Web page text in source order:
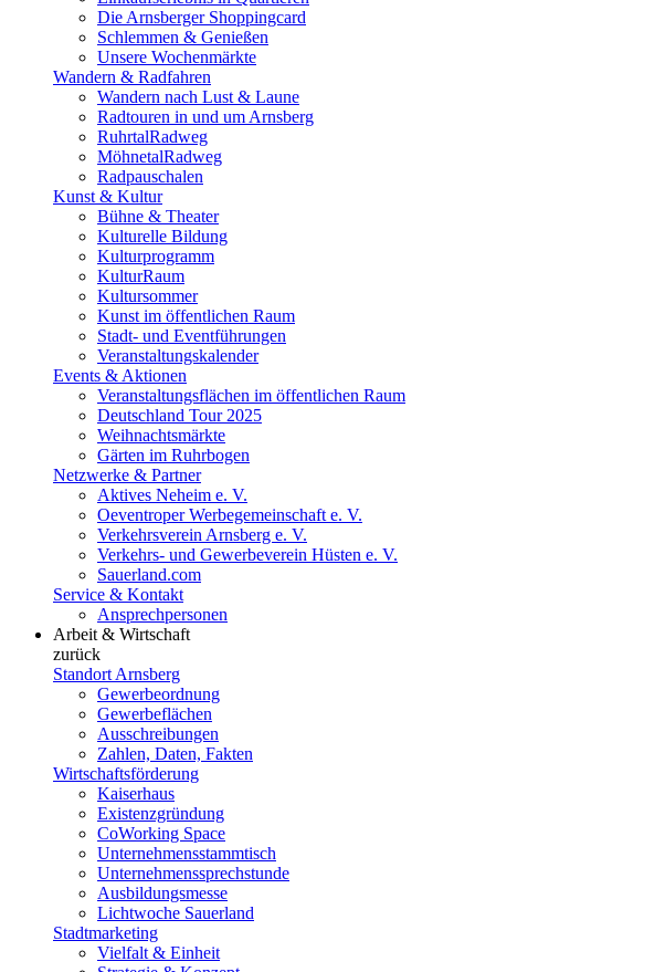
Die Arnsberger Shoppingcard
Schlemmen & Genießen
Unsere Wochenmärkte
Wandern & Radfahren
Wandern nach Lust & Laune
Radtouren in und um Arnsberg
RuhrtalRadweg
MöhnetalRadweg
Radpauschalen
Kunst & Kultur
Bühne & Theater
Kulturelle Bildung
Kulturprogramm
KulturRaum
Kultursommer
Kunst im öffentlichen Raum
Stadt- und Eventführungen
Veranstaltungskalender
Events & Aktionen
Veranstaltungsflächen im öffentlichen Raum
Deutschland Tour 2025
Weihnachtsmärkte
Gärten im Ruhrbogen
Netzwerke & Partner
Aktives Neheim e. V.
Oeventroper Werbegemeinschaft e. V.
Verkehrsverein Arnsberg e. V.
Verkehrs- und Gewerbeverein Hüsten e. V.
Sauerland.com
Service & Kontakt
Ansprechpersonen
Arbeit & Wirtschaft
zurück
Standort Arnsberg
Gewerbeordnung
Gewerbeflächen
Ausschreibungen
Zahlen, Daten, Fakten
Wirtschaftsförderung
Kaiserhaus
Existenzgründung
CoWorking Space
Unternehmensstammtisch
Unternehmenssprechstunde
Ausbildungsmesse
Lichtwoche Sauerland
Stadtmarketing
Vielfalt & Einheit